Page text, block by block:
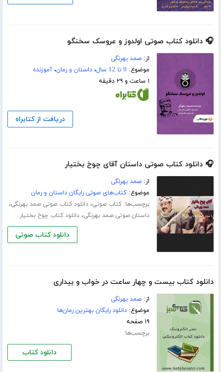
🎧 دانلود کتاب صوتی اولدوز و عروسک سخنگو
از:صمد بهرنگی
موضوع: 9 تا 12 سال ،داستان و رمان،آموزنده
۱ ساعت و ۲۹ دقیقه
دریافت از کتابراه
🎧 دانلود کتاب صوتی داستان آقای چوخ بختیار
از:صمد بهرنگی
موضوع:کتاب‌های صوتی رایگان داستان و رمان
برچسب‌ها:کتاب صوتی،دانلود کتاب صوتی صمد بهرنگی،
داستان صوتی صمد بهرنگی،دانلود کتاب چوخ بختیار
دانلود کتاب صوتی
دانلود کتاب بیست و چهار ساعت در خواب و بیداری
از:صمد بهرنگی
موضوع:دانلود رایگان بهترین رمان‌ها
۱۹ صفحه
برچسب‌ها:
دانلود کتاب